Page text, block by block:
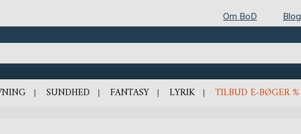
Om BoD Blog
SUNDHED FANTASY LYRIK TILBUD E-BØGER %